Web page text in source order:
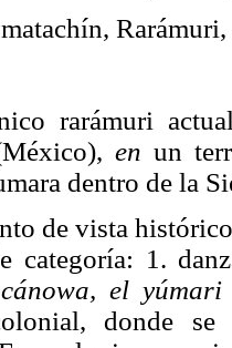
matachín,
rarámuri
en un
dentro de la
de vista
categoría: 1.
el yúmari
donde